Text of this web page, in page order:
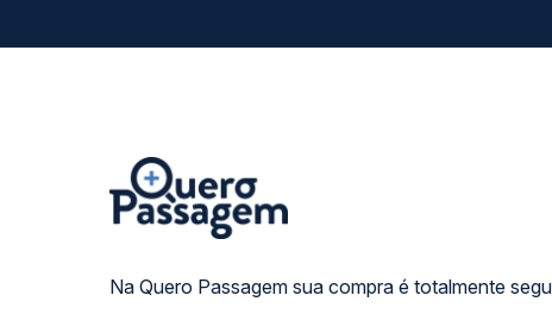
Na Quero Passagem sua compra é totalmente